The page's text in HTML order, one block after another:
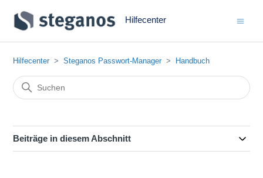
Hilfecenter
Hilfecenter Steganos Passwort-Manager Handbuch
Beiträge in diesem Abschnitt